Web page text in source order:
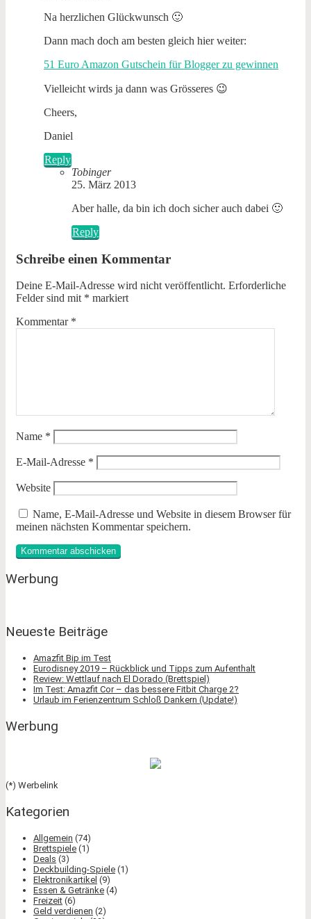
Na herzlichen Glückwunsch 🙂
Dann mach doch am besten gleich hier weiter:
51 Euro Amazon Gutschein für Blogger zu gewinnen
Vielleicht wirds ja dann was Grösseres 😉
Cheers,
Daniel
Reply
Tobinger
25. März 2013
Aber halle, da bin ich doch sicher auch dabei 🙂
Reply
Schreibe einen Kommentar
Deine E-Mail-Adresse wird nicht veröffentlicht. Erforderliche
Felder sind mit * markiert
Kommentar *
Name *
E-Mail-Adresse *
Website
Name, E-Mail-Adresse und Website in diesem Browser für
meinen nächsten Kommentar speichern.
Werbung
Neueste Beiträge
Amazfit Bip im Test
Eurodisney 2019 – Rückblick und Tipps zum Aufenthalt
Review: Wettlauf nach El Dorado (Brettspiel)
Im Test: Amazfit Cor – das bessere Fitbit Charge 2?
Urlaub im Ferienzentrum Schloß Dankern (Update!)
Werbung
(*) Werbelink
Kategorien
Allgemein (74)
Brettspiele (1)
Deals (3)
Deckbuilding-Spiele (1)
Elektronikartikel (9)
Essen & Getränke (4)
Freizeit (6)
Geld verdienen (2)